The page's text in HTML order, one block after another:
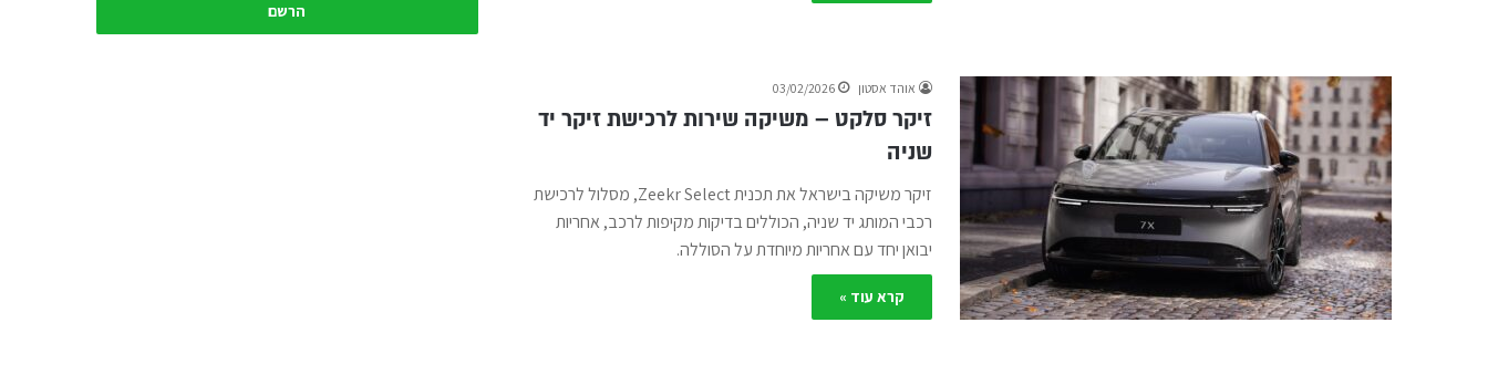
אוהד אסטון 03/02/2026
זיקר סלקט – משיקה שירות לרכישת זיקר יד
שניה
זיקר משיקה בישראל את תכנית Zeekr Select, מסלול לרכישת
רכבי המותג יד שניה, הכוללים בדיקות מקיפות לרכב, אחריות
יבואן יחד עם אחריות מיוחדת על הסוללה.
קרא עוד »
/